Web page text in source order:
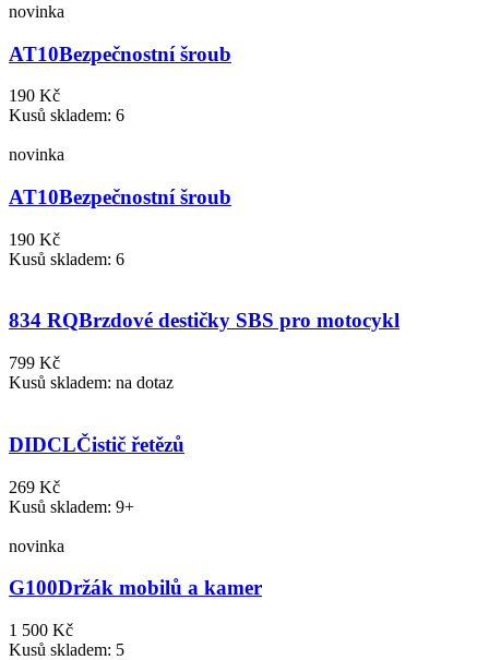
novinka
AT10Bezpečnostní šroub
190 Kč
Kusů skladem: 6
novinka
AT10Bezpečnostní šroub
190 Kč
Kusů skladem: 6
834 RQBrzdové destičky SBS pro motocykl
799 Kč
Kusů skladem: na dotaz
DIDCLČistič řetězů
269 Kč
Kusů skladem: 9+
novinka
G100Držák mobilů a kamer
1 500 Kč
Kusů skladem: 5